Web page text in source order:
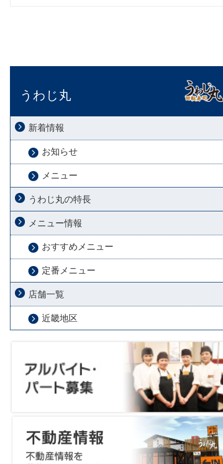
うわじ丸
新着情報
お知らせ
メニュー
うわじ丸の特長
メニュー情報
おすすめメニュー
定番メニュー
店舗一覧
近畿地区